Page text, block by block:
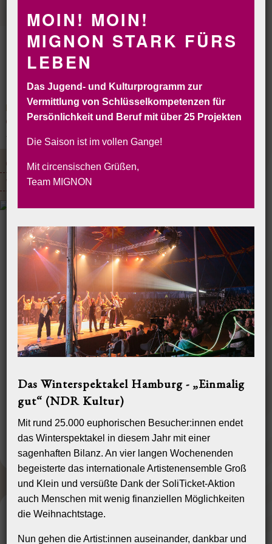
CIRCORANTE CIRCUS MIGNON INSELCIRCUS
SOLYCIRCO
VERLEIH
BUCHEN&RESERVIEREN
CHAPITEAUS LOCATIONS JAHRMARKT
WOHNTRAILER
KÜCHENAUSSTATTUNG
Historische Fahrgeschäfte
Unser historischer Jahrmarkt besteht aus einem temporeichen Nostalgie-
MOIN! MOIN!
MIGNON STARK FÜRS
LEBEN
Das Jugend- und Kulturprogramm zur
Vermittlung von Schlüsselkompetenzen für
Persönlichkeit und Beruf mit über 25 Projekten
Die Saison ist im vollen Gange!
Mit circensischen Grüßen,
Team MIGNON
Das Winterspektakel Hamburg - „Einmalig
gut“ (NDR Kultur)
Mit rund 25.000 euphorischen Besucher:innen endet
das Winterspektakel in diesem Jahr mit einer
sagenhaften Bilanz. An vier langen Wochenenden
begeisterte das internationale Artistenensemble Groß
und Klein und versüßte Dank der SoliTicket-Aktion
auch Menschen mit wenig finanziellen Möglichkeiten
die Weihnachtstage.
Nun gehen die Artist:innen auseinander, dankbar und